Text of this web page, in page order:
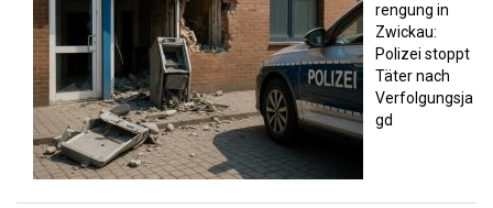
rengung in
Zwickau:
Polizei stoppt
Täter nach
Verfolgungsja
gd